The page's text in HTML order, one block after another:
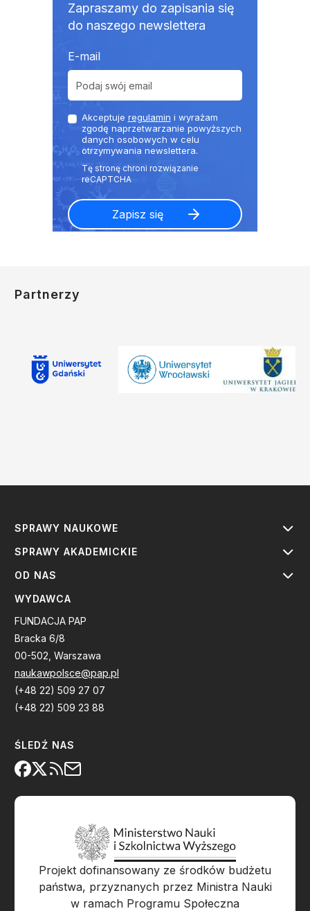
Zapraszamy do zapisania się
do naszego newslettera
E-mail
Akceptuje regulamin i wyrażam
zgodę naprzetwarzanie powyższych
danych osobowych w celu
otrzymywania newslettera.
Partnerzy
SPRAWY NAUKOWE
SPRAWY AKADEMICKIE
OD NAS
WYDAWCA
FUNDACJA PAP
Bracka 6/8
00-502, Warszawa
naukawpolsce@pap.pl
(+48 22) 509 27 07
(+48 22) 509 23 88
ŚLEDŹ NAS
Projekt dofinansowany ze środków budżetu
państwa, przyznanych przez Ministra Nauki
w ramach Programu Społeczna